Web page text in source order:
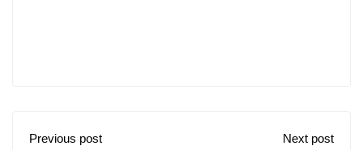
Previous post
Next post